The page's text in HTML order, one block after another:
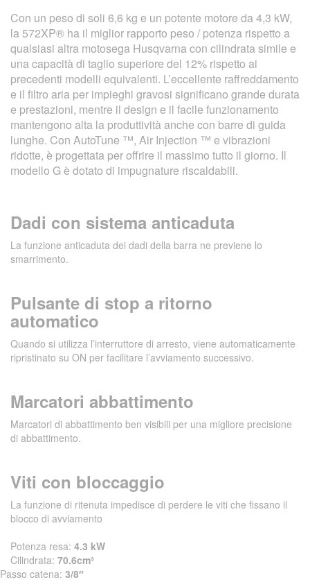
Con un peso di soli 6,6 kg e un potente motore da 4,3 kW,
la 572XP® ha il miglior rapporto peso / potenza rispetto a
qualsiasi altra motosega Husqvarna con cilindrata simile e
una capacità di taglio superiore del 12% rispetto ai
precedenti modelli equivalenti. L’eccellente raffreddamento
e il filtro aria per impieghi gravosi significano grande durata
e prestazioni, mentre il design e il facile funzionamento
mantengono alta la produttività anche con barre di guida
lunghe. Con AutoTune ™, Air Injection ™ e vibrazioni
ridotte, è progettata per offrire il massimo tutto il giorno. Il
modello G è dotato di impugnature riscaldabili.
Dadi con sistema anticaduta
La funzione anticaduta dei dadi della barra ne previene lo
smarrimento.
Pulsante di stop a ritorno
automatico
Quando si utilizza l’interruttore di arresto, viene automaticamente
ripristinato su ON per facilitare l’avviamento successivo.
Marcatori abbattimento
Marcatori di abbattimento ben visibili per una migliore precisione
di abbattimento.
Viti con bloccaggio
La funzione di ritenuta impedisce di perdere le viti che fissano il
blocco di avviamento
Potenza resa: 4.3 kW
Cilindrata: 70.6cm³
Passo catena: 3/8″